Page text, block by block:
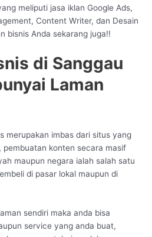
meliputi jasa iklan Google Ads,
Content Writer, dan Desain
bisnis Anda sekarang juga!!
di Sanggau
Laman
merupakan imbas dari situs yang
pembuatan konten secara masif
maupun negara ialah salah satu
di pasar lokal maupun di
sendiri maka anda bisa
service yang anda buat,